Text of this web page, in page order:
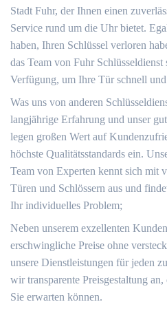
Stadt Fuhr, der Ihnen einen
Service rund um die Uhr bietet.​
haben, Ihren Schlüssel verloren
das Team von Fuhr
Verfügung, um Ihre Tür schnell
Was uns von anderen
langjährige Erfahrung und unser
legen großen Wert auf
höchste Qualitätsstandards ein.​
Team von Experten kennt sich mit
Türen und Schlössern aus und
Ihr individuelles Problem;
Neben unserem exzellenten
erschwingliche Preise ohne
unsere Dienstleistungen für jeden
wir transparente Preisgestaltung
Sie erwarten können.